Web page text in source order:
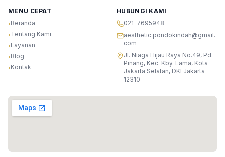
MENU CEPAT
•Beranda
•Tentang Kami
•Layanan
•Blog
•Kontak
HUBUNGI KAMI
021-7695948
aesthetic.pondokindah@gmail.
com
Jl. Niaga Hijau Raya No.49, Pd.
Pinang, Kec. Kby. Lama, Kota
Jakarta Selatan, DKI Jakarta
12310